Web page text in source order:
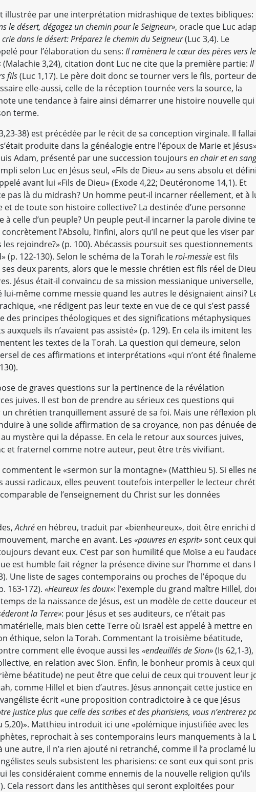
illustrée par une interprétation midrashique de textes bibliques:
le désert, dégagez un chemin pour le Seigneur», oracle que Luc
dans le désert: Préparez le chemin du Seigneur(Luc 3,4). Le
pour l’élaboration du sens: Il ramènera le cœur des pères vers
(Malachie 3,24), citation dont Luc ne cite que la première partie: Il
fils(Luc 1,17). Le père doit donc se tourner vers le fils, porteur de
elle-aussi, celle de la réception tournée vers la source, la
une tendance à faire ainsi démarrer une histoire nouvelle qui
terme.
38) est précédée par le récit de sa conception virginale. Il
produite dans la généalogie entre l’époux de Marie et Jésus»
Adam, présenté par une succession toujours en chair et en sang
selon Luc en Jésus seul, «Fils de Dieu» au sens absolu et
avant lui «Fils de Dieu» (Exode 4,22; Deutéronome 14,1). Et
pas là du midrash? Un homme peut-il incarner réellement, et à
de toute son histoire collective? La destinée d’une personne
celle d’un peuple? Un peuple peut-il incarner la parole divine
l’Absolu, l’Infini, alors qu’il ne peut que les viser par
les rejoindre?» (p. 100). Abécassis poursuit ses questionnements
(p. 122-130). Selon le schéma de la Torah leroi-messie est fils
deux parents, alors que le messie chrétien est fils réel de
Jésus était-il convaincu de sa mission messianique universelle,
lui-même comme messie quand les autres le désignaient ainsi?
«ne rédigent pas leur texte en vue de ce qui s’est passé
principes théologiques et des significations métaphysiques
ils n’avaient pas assisté» (p. 129). En cela ils imitent les
les textes de la Torah. La question qui demeure, selon
de ces affirmations et interprétations «qui n’ont été
de graves questions sur la pertinence de la révélation
juives. Il est bon de prendre au sérieux ces questions qui
chrétien tranquillement assuré de sa foi. Mais une réflexion
à une solide affirmation de sa croyance, non pas dénuée de
mystère qui la dépasse. En cela le retour aux sources juives,
et fraternel comme notre auteur, peut être très vivifiant.
le «sermon sur la montagne» (Matthieu 5). Si elles
radicaux, elles peuvent toutefois interpeller le lecteur
de l’enseignement du Christ sur les données
Achré en hébreu, traduit par «bienheureux», doit être enrichi
marche en avant. Les «pauvres en esprit»sont ceux qui
devant eux. C’est par son humilité que Moïse a eu
est humble fait régner la présence divine sur l’homme et dans
Une liste de sages contemporains ou proches de l’époque du
163-172). «Heureux les doux»: l’exemple du grand maître Hillel,
de la naissance de Jésus, est un modèle de cette douceur
la Terre»: pour Jésus et ses auditeurs, ce n’était pas
mais bien cette Terre où Israël est appelé à mettre en
éthique, selon la Torah. Commentant la troisième béatitude,
comment elle évoque aussi les «endeuillés de Sion»(Is 62,1-3),
en relation avec Sion. Enfin, le bonheur promis à ceux qui
béatitude) ne peut être que celui de ceux qui trouvent leur
comme Hillel et bien d’autres. Jésus annonçait cette justice en
écrit «une proposition contradictoire à ce que Jésus
justice plus que celle des scribes et des pharisiens, vous n’entrerez
5,20)». Matthieu introduit ici une «polémique injustifiée avec les
reprochait à ses contemporains leurs manquements à la
une autre, il n’a rien ajouté ni retranché, comme il l’a proclamé
seuls subsistent les pharisiens: ce sont eux qui sont pris
les considéraient comme ennemis de la nouvelle religion qu’ils
Cela ressort dans les antithèses qui seront exploitées pour